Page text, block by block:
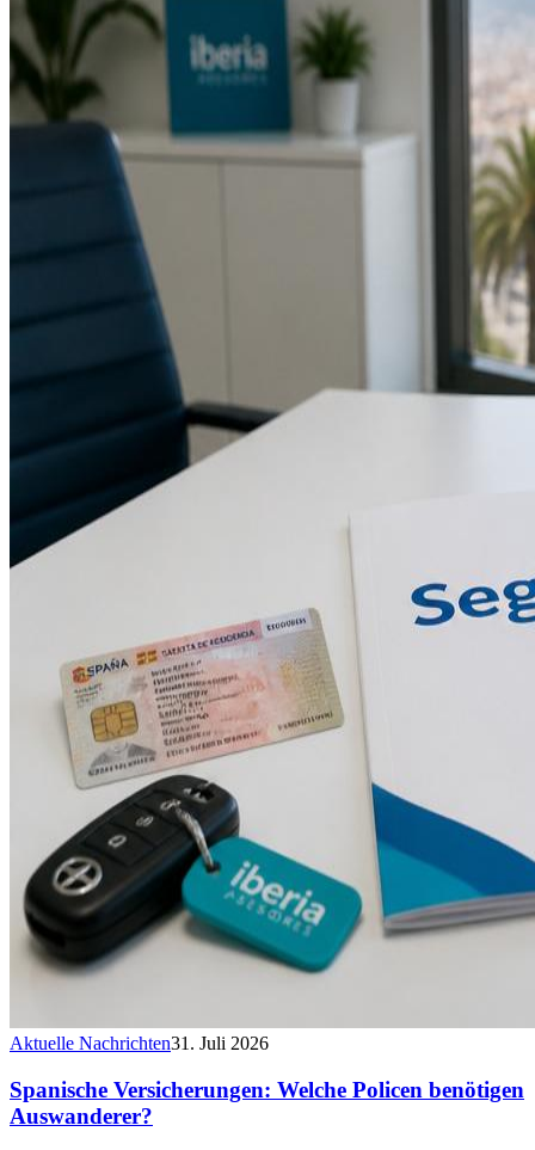
Aktuelle Nachrichten31. Juli 2026
Spanische Versicherungen: Welche Policen benötigen
Auswanderer?